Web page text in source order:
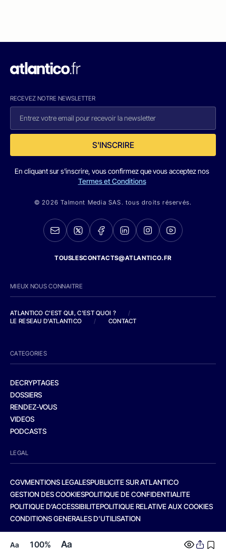
Aa 100% Aa
RECEVEZ NOTRE NEWSLETTER
S'INSCRIRE
En cliquant sur s'inscrire, vous confirmez que vous acceptez nos
Termes et Conditions
© 2026 Talmont Media SAS. tous droits réservés.
TOUSLESCONTACTS@ATLANTICO.FR
MIEUX NOUS CONNAITRE
ATLANTICO C'EST QUI, C'EST QUOI ?
/
LE RESEAU D'ATLANTICO
/ CONTACT
CATEGORIES
DECRYPTAGES
DOSSIERS
RENDEZ-VOUS
VIDEOS
PODCASTS
LEGAL
CGVMENTIONS LEGALESPUBLICITE SUR ATLANTICO
GESTION DES COOKIESPOLITIQUE DE CONFIDENTIALITE
POLITIQUE D’ACCESSIBILITEPOLITIQUE RELATIVE AUX COOKIES
CONDITIONS GENERALES D’UTILISATION